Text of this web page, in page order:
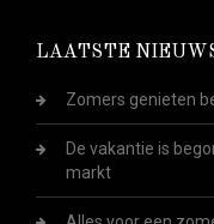
LAATSTE
Zomers genieten
De vakantie is
markt